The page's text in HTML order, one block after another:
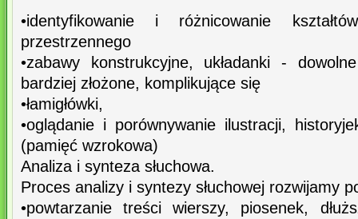
•identyfikowanie i różnicowanie
przestrzennego
•zabawy konstrukcyjne, układanki -
bardziej złożone, komplikujące się
•łamigłówki,
•oglądanie i porównywanie ilustracji,
(pamięć wzrokowa)
Analiza i synteza słuchowa.
Proces analizy i syntezy słuchowej rozwijamy
•powtarzanie treści wierszy, piosenek,